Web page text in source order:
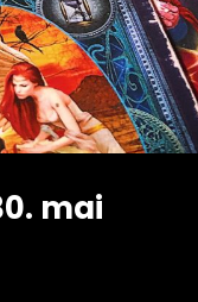
mai